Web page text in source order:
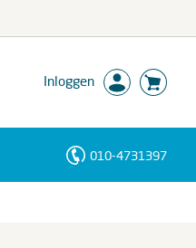
Inloggen
010-4731397